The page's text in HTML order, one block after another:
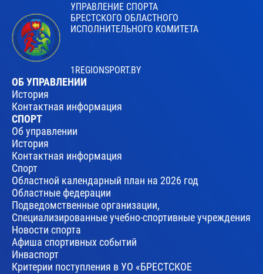
УПРАВЛЕНИЕ СПОРТА
БРЕСТСКОГО ОБЛАСТНОГО
ИСПОЛНИТЕЛЬНОГО КОМИТЕТА
1REGIONSPORT.BY
ОБ УПРАВЛЕНИИ
История
Контактная информация
СПОРТ
Об управлении
История
Контактная информация
Спорт
Областной календарный план на 2026 год
Областные федерации
Подведомственные организации,
Специализированные учебно-спортивные учреждения
Новости спорта
Афиша спортивных событий
Инваспорт
Критерии поступления в УО «БРЕСТСКОЕ